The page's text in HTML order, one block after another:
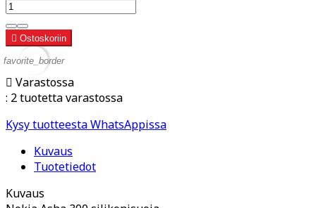
 Ostoskoriin
favorite_border
 Varastossa
: 2 tuotetta varastossa
Kysy tuotteesta WhatsAppissa
Kuvaus
Tuotetiedot
Kuvaus